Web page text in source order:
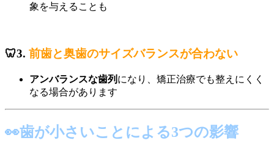
象を与えることも
🦷3. 前歯と奥歯のサイズバランスが合わない
アンバランスな歯列 になり、矯正治療でも整えにくく
なる場合があります
👀歯が小さいことによる3つの影響